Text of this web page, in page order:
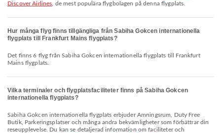
Discover Airlines , de mest populära flygbolagen på denna flygplats.
Hur många flyg finns tillgängliga från Sabiha Gokcen internationella
flygplats till Frankfurt Mains flygplats?
Det finns 6 flyg från Sabiha Gokcen internationella flygplats till Frankfurt
Mains flygplats.
Vilka terminaler och flygplatsfaciliteter finns på Sabiha Gokcen
internationella flygplats?
Sabiha Gokcen internationella flygplats erbjuder Amningsrum, Duty Free
Butik, Parkeringsplatser och många andra bekvämligheter som förbättrar din
reseupplevelse. Du kan se detaljerad information om faciliteter och